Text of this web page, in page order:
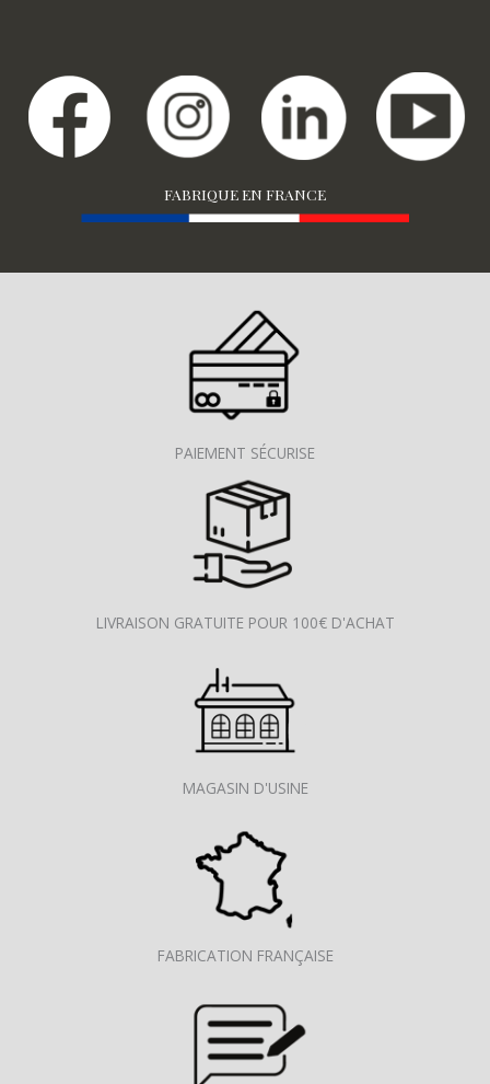
FABRIQUE EN FRANCE
PAIEMENT SÉCURISE
LIVRAISON GRATUITE POUR 100€ D'ACHAT
MAGASIN D'USINE
FABRICATION FRANÇAISE